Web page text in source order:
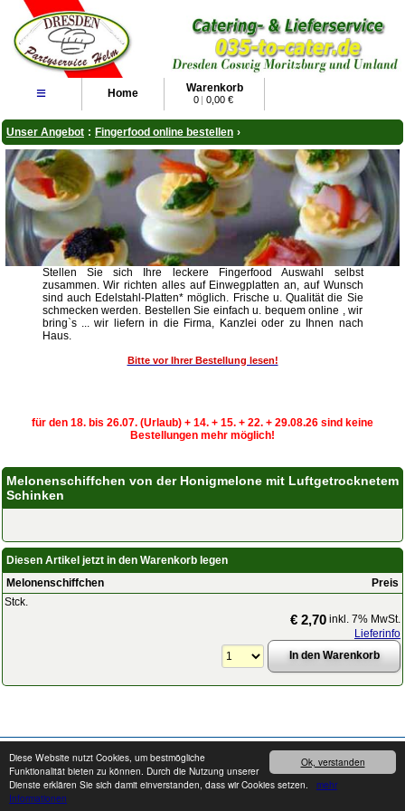
Ok, verstanden
Diese Website nutzt Cookies, um bestmögliche
Funktionalität bieten zu können. Durch die Nutzung unserer
Dienste erklären Sie sich damit einverstanden, dass wir Cookies setzen. mehr
Informationen
≡ Home Warenkorb
0 | 0,00 €
Unser Angebot : Fingerfood online bestellen ›
Stellen Sie sich Ihre leckere Fingerfood Auswahl selbst
zusammen. Wir richten alles auf Einwegplatten an, auf Wunsch
sind auch Edelstahl-Platten* möglich. Frische u. Qualität die Sie
schmecken werden. Bestellen Sie einfach u. bequem online , wir
bring`s ... wir liefern in die Firma, Kanzlei oder zu Ihnen nach
Haus.
Bitte vor Ihrer Bestellung lesen!
für den 18. bis 26.07. (Urlaub) + 14. + 15. + 22. + 29.08.26 sind keine
Bestellungen mehr möglich!
Melonenschiffchen von der Honigmelone mit Luftgetrocknetem
Schinken
Diesen Artikel jetzt in den Warenkorb legen
Melonenschiffchen
Preis
Stck.
€ 2,70 inkl. 7% MwSt.
Lieferinfo
Copyright © 2008 - 2026 cater24.de- Alle Rechte vorbehalten.Impressum
Produkte können von den Abbildungen abweichen. Druckfehler / Irrtümer sowie